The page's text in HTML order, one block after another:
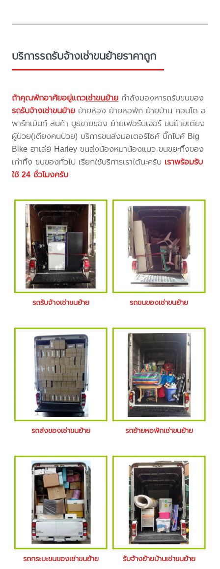
บริการรถรับจ้างเช่าขนย้ายราคาถูก
ถ้าคุณพักอาศัยอยู่แถวเช่าขนย้าย กำลังมองหารถรับขนของ
รถรับจ้างเช่าขนย้าย ย้ายห้อง ย้ายหอพัก ย้ายบ้าน คอนโด อ
พาร์ทเม้นท์ สินค้า บูธขายของ ย้ายเฟอร์นิเจอร์ ขนย้ายเตียง
ผู้ป่วย(เตียงคนป่วย) บริการขนส่งมอเตอร์ไซค์ บิ๊กไบค์ Big
Bike ฮาเล่ย์ Harley ขนส่งน้องหมาน้องแมว ขนขยะทิ้งของ
เก่าทิ้ง ขนของทั่วไป เรียกใช้บริการเราได้นะครับ เราพร้อมรับ
ใช้ 24 ชั่วโมงครับ
รถรับจ้างเช่าขนย้าย รถขนของเช่าขนย้าย
รถส่งของเช่าขนย้าย รถย้ายหอพักเช่าขนย้าย
รถกระบะขนของเช่าขนย้าย รับจ้างย้ายบ้านเช่าขนย้าย